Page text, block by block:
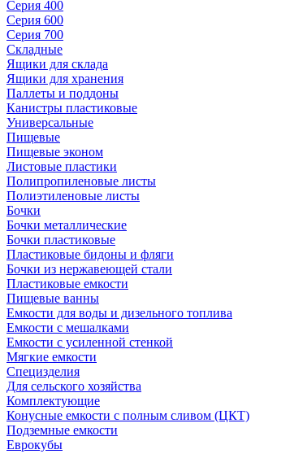
Серия 400
Серия 600
Серия 700
Складные
Ящики для склада
Ящики для хранения
Паллеты и поддоны
Канистры пластиковые
Универсальные
Пищевые
Пищевые эконом
Листовые пластики
Полипропиленовые листы
Полиэтиленовые листы
Бочки
Бочки металлические
Бочки пластиковые
Пластиковые бидоны и фляги
Бочки из нержавеющей стали
Пластиковые емкости
Пищевые ванны
Емкости для воды и дизельного топлива
Емкости с мешалками
Емкости с усиленной стенкой
Мягкие емкости
Специзделия
Для сельского хозяйства
Комплектующие
Конусные емкости с полным сливом (ЦКТ)
Подземные емкости
Еврокубы